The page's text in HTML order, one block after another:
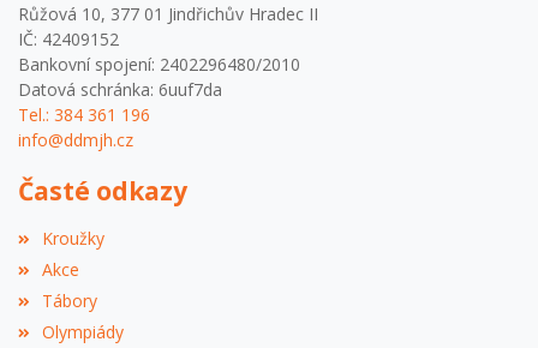
Růžová 10, 377 01 Jindřichův Hradec II
IČ: 42409152
Bankovní spojení: 2402296480/2010
Datová schránka: 6uuf7da
Tel.: 384 361 196
info@ddmjh.cz
Časté odkazy
Kroužky
Akce
Tábory
Olympiády